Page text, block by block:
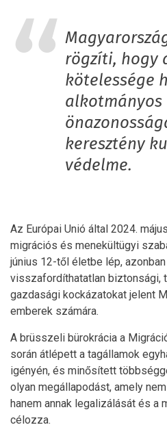
rögzíti, hogy
kötelessége
alkotmányos
keresztény
védelme.
Az Európai Unió által 2024.
migrációs és menekültügyi
június 12-től életbe lép,
visszafordíthatatlan biztonsági,
gazdasági kockázatokat jelent
emberek számára.
A brüsszeli bürokrácia a
során átlépett a tagállamok
igényén, és minősített
olyan megállapodást, amely
hanem annak legalizálását és
célozza.